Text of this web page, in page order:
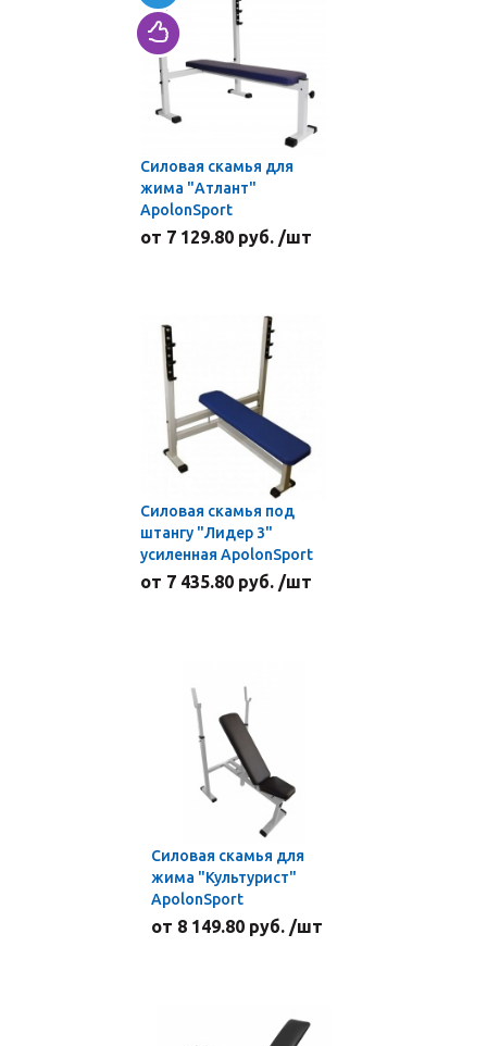
Силовая скамья для
жима "Атлант"
ApolonSport
от 7 129.80 руб. /шт
Силовая скамья под
штангу "Лидер 3"
усиленная ApolonSport
от 7 435.80 руб. /шт
Силовая скамья для
жима "Культурист"
ApolonSport
от 8 149.80 руб. /шт